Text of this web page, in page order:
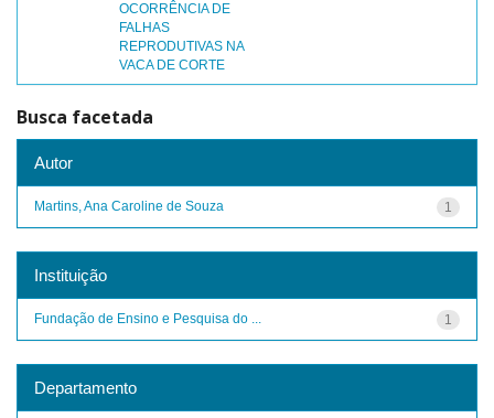
OCORRÊNCIA DE
FALHAS
REPRODUTIVAS NA
VACA DE CORTE
Busca facetada
Autor
1
Martins, Ana Caroline de Souza
Instituição
1
Fundação de Ensino e Pesquisa do ...
Departamento